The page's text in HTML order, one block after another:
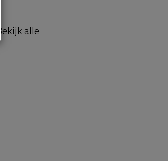
Bekijk alle